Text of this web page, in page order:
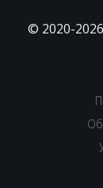
© 2020-